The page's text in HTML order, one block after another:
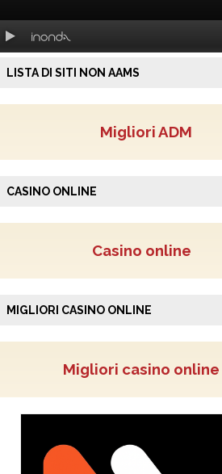
LISTA DI SITI NON AAMS
Migliori ADM
CASINO ONLINE
Casino online
MIGLIORI CASINO ONLINE
Migliori casino online